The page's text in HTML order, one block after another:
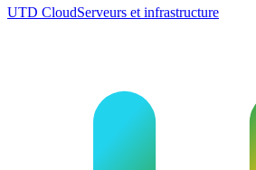
UTD CloudServeurs et infrastructure